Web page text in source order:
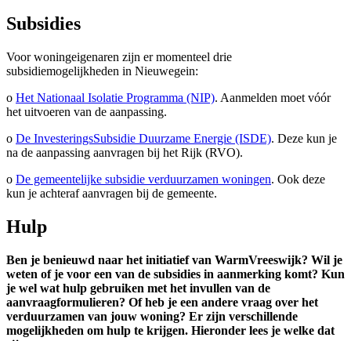
Subsidies
Voor woningeigenaren zijn er momenteel drie
subsidiemogelijkheden in Nieuwegein:
o Het Nationaal Isolatie Programma (NIP). Aanmelden moet vóór
het uitvoeren van de aanpassing.
o De InvesteringsSubsidie Duurzame Energie (ISDE). Deze kun je
na de aanpassing aanvragen bij het Rijk (RVO).
o De gemeentelijke subsidie verduurzamen woningen. Ook deze
kun je achteraf aanvragen bij de gemeente.
Hulp
Ben je benieuwd naar het initiatief van WarmVreeswijk? Wil je
weten of je voor een van de subsidies in aanmerking komt? Kun
je wel wat hulp gebruiken met het invullen van de
aanvraagformulieren? Of heb je een andere vraag over het
verduurzamen van jouw woning? Er zijn verschillende
mogelijkheden om hulp te krijgen. Hieronder lees je welke dat